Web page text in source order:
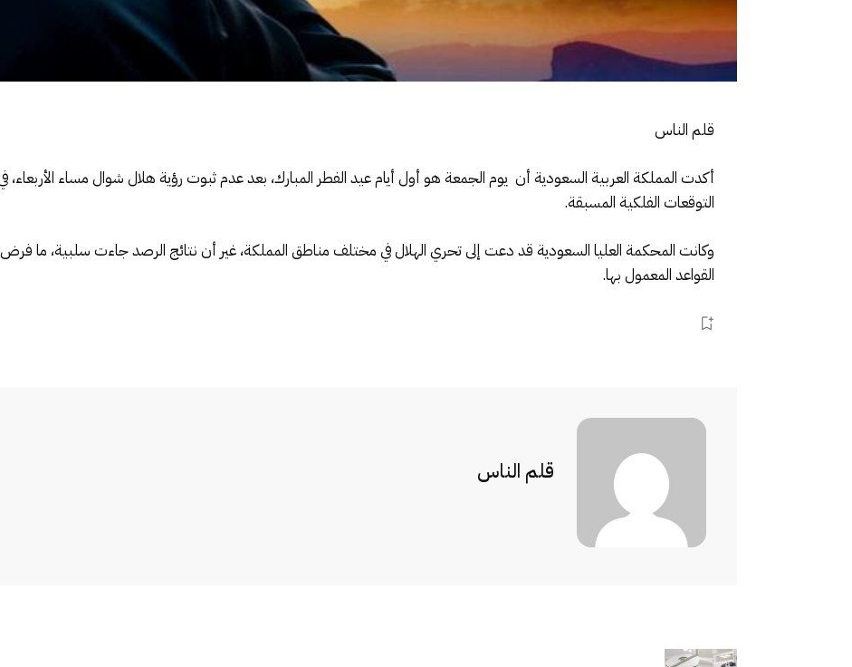
قلم الناس
أكدت المملكة العربية السعودية أن يوم الجمعة هو أول أيام عيد الفطر المبارك، بعد عدم ثبوت رؤية هلال شوال مساء
التوقعات الفلكية المسبقة.
وكانت المحكمة العليا السعودية قد دعت إلى تحري الهلال في مختلف مناطق المملكة، غير أن نتائج الرصد جاءت سلبية، ما فرض
القواعد المعمول بها.
قلم الناس